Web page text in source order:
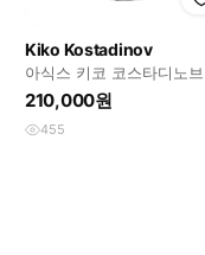
Kiko Kostadinov
아식스 키코 코스타디노브
발리스 이사티스 백 블랙
210,000원
455